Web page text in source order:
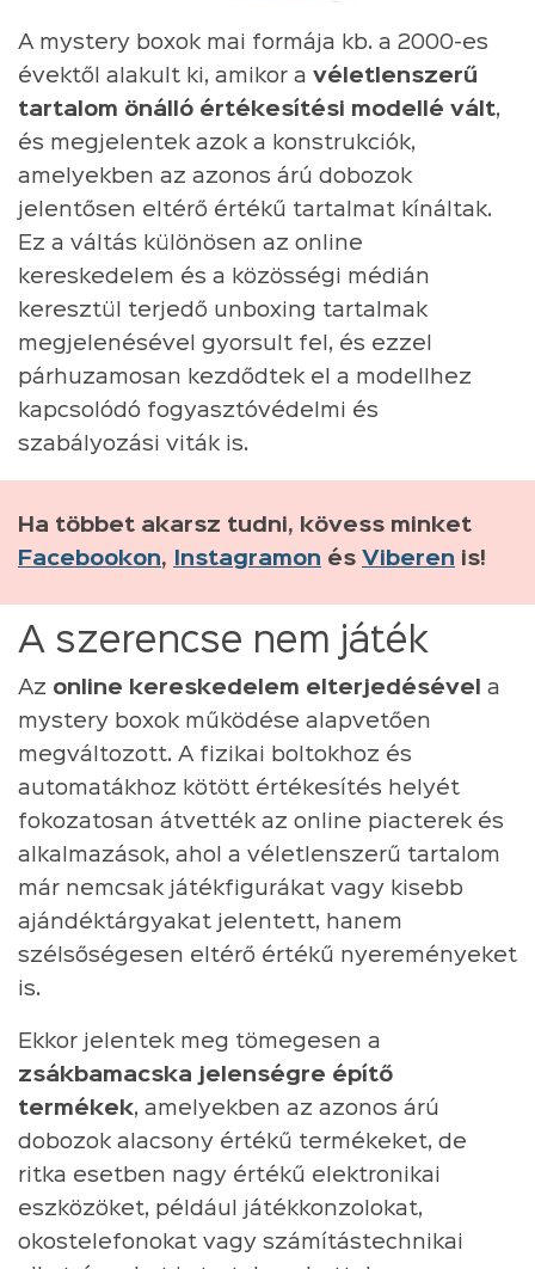
A mystery boxok mai formája kb. a 2000-es
évektől alakult ki, amikor a véletlenszerű
tartalom önálló értékesítési modellé vált,
és megjelentek azok a konstrukciók,
amelyekben az azonos árú dobozok
jelentősen eltérő értékű tartalmat kínáltak.
Ez a váltás különösen az online
kereskedelem és a közösségi médián
keresztül terjedő unboxing tartalmak
megjelenésével gyorsult fel, és ezzel
párhuzamosan kezdődtek el a modellhez
kapcsolódó fogyasztóvédelmi és
szabályozási viták is.
Ha többet akarsz tudni, kövess minket
Facebookon, Instagramon és Viberen is!
A szerencse nem játék
Az online kereskedelem elterjedésével
a
mystery boxok működése alapvetően
megváltozott. A fizikai boltokhoz és
automatákhoz kötött értékesítés helyét
fokozatosan átvették az online piacterek és
alkalmazások, ahol a véletlenszerű tartalom
már nemcsak játékfigurákat vagy kisebb
ajándéktárgyakat jelentett, hanem
szélsőségesen eltérő értékű nyereményeket
is.
Ekkor jelentek meg tömegesen a
zsákbamacska jelenségre építő
termékek, amelyekben az azonos árú
dobozok alacsony értékű termékeket, de
ritka esetben nagy értékű elektronikai
eszközöket, például játékkonzolokat,
okostelefonokat vagy számítástechnikai